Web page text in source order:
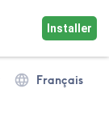
Installer
Français